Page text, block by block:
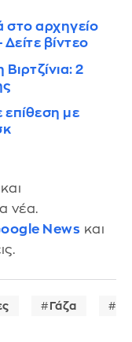
στο αρχηγείο
βίντεο
2
επίθεση με
και
νέα.
News και
Γάζα